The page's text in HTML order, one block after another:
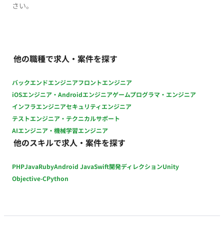
さい。
他の職種で求人・案件を探す
バックエンドエンジニアフロントエンジニア
iOSエンジニア・Androidエンジニアゲームプログラマ・エンジニア
インフラエンジニアセキュリティエンジニア
テストエンジニア・テクニカルサポート
AIエンジニア・機械学習エンジニア
他のスキルで求人・案件を探す
PHPJavaRubyAndroid JavaSwift開発ディレクションUnity
Objective-CPython